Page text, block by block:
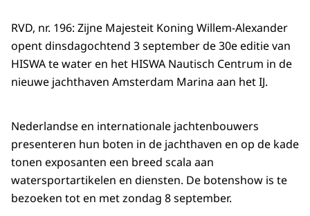
RVD, nr. 196: Zijne Majesteit Koning Willem-Alexander
opent dinsdagochtend 3 september de 30e editie van
HISWA te water en het HISWA Nautisch Centrum in de
nieuwe jachthaven Amsterdam Marina aan het IJ.
Nederlandse en internationale jachtenbouwers
presenteren hun boten in de jachthaven en op de kade
tonen exposanten een breed scala aan
watersportartikelen en diensten. De botenshow is te
bezoeken tot en met zondag 8 september.